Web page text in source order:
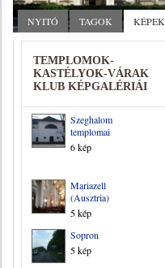
NYITÓ TAGOK KÉPEK
TEMPLOMOK-
KASTÉLYOK-VÁRAK
KLUB KÉPGALÉRIÁI
Szeghalom
templomai
6 kép
Mariazell
(Ausztria)
5 kép
Sopron
5 kép